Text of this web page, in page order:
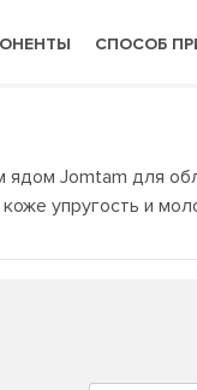
СПОСОБ
Jomtam для
упругость и